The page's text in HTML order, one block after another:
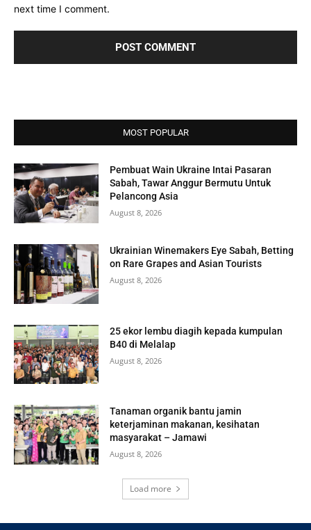
next time I comment.
MOST POPULAR
Pembuat Wain Ukraine Intai Pasaran
Sabah, Tawar Anggur Bermutu Untuk
Pelancong Asia
August 8, 2026
Ukrainian Winemakers Eye Sabah, Betting
on Rare Grapes and Asian Tourists
August 8, 2026
25 ekor lembu diagih kepada kumpulan
B40 di Melalap
August 8, 2026
Tanaman organik bantu jamin
keterjaminan makanan, kesihatan
masyarakat – Jamawi
August 8, 2026
Load more